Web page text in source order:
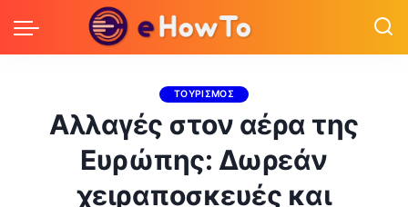
ΤΟΥΡΙΣΜΟΣ
Αλλαγές στον αέρα της
Ευρώπης: Δωρεάν
χειραποσκευές και